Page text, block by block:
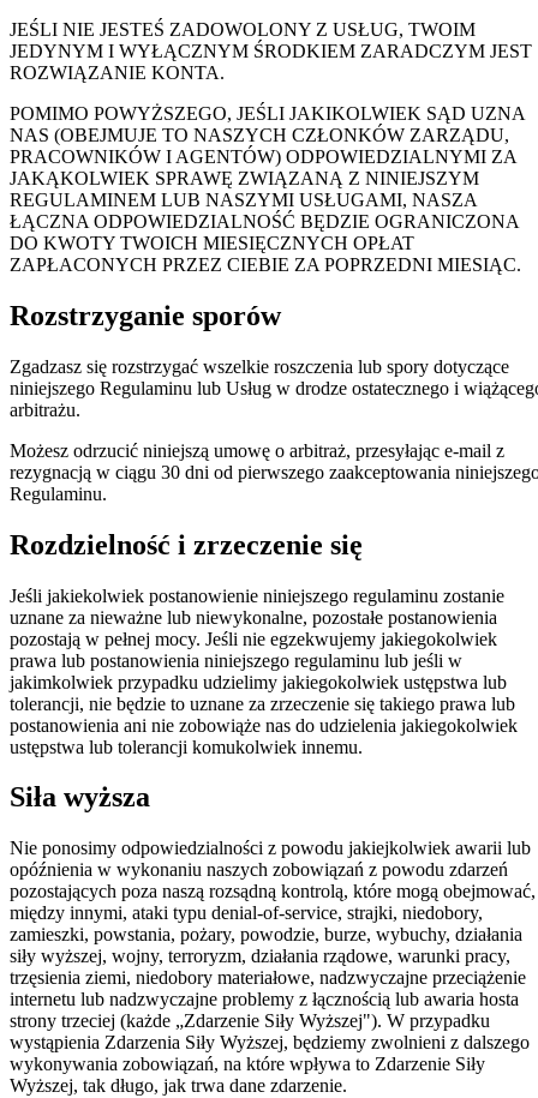
JEŚLI NIE JESTEŚ ZADOWOLONY Z USŁUG, TWOIM
JEDYNYM I WYŁĄCZNYM ŚRODKIEM ZARADCZYM JEST
ROZWIĄZANIE KONTA.
POMIMO POWYŻSZEGO, JEŚLI JAKIKOLWIEK SĄD UZNA
NAS (OBEJMUJE TO NASZYCH CZŁONKÓW ZARZĄDU,
PRACOWNIKÓW I AGENTÓW) ODPOWIEDZIALNYMI ZA
JAKĄKOLWIEK SPRAWĘ ZWIĄZANĄ Z NINIEJSZYM
REGULAMINEM LUB NASZYMI USŁUGAMI, NASZA
ŁĄCZNA ODPOWIEDZIALNOŚĆ BĘDZIE OGRANICZONA
DO KWOTY TWOICH MIESIĘCZNYCH OPŁAT
ZAPŁACONYCH PRZEZ CIEBIE ZA POPRZEDNI MIESIĄC.
Rozstrzyganie sporów
Zgadzasz się rozstrzygać wszelkie roszczenia lub spory dotyczące
niniejszego Regulaminu lub Usług w drodze ostatecznego i
arbitrażu.
Możesz odrzucić niniejszą umowę o arbitraż, przesyłając e-mail z
rezygnacją w ciągu 30 dni od pierwszego zaakceptowania
Regulaminu.
Rozdzielność i zrzeczenie się
Jeśli jakiekolwiek postanowienie niniejszego regulaminu zostanie
uznane za nieważne lub niewykonalne, pozostałe postanowienia
pozostają w pełnej mocy. Jeśli nie egzekwujemy jakiegokolwiek
prawa lub postanowienia niniejszego regulaminu lub jeśli w
jakimkolwiek przypadku udzielimy jakiegokolwiek ustępstwa lub
tolerancji, nie będzie to uznane za zrzeczenie się takiego prawa lub
postanowienia ani nie zobowiąże nas do udzielenia jakiegokolwiek
ustępstwa lub tolerancji komukolwiek innemu.
Siła wyższa
Nie ponosimy odpowiedzialności z powodu jakiejkolwiek awarii lub
opóźnienia w wykonaniu naszych zobowiązań z powodu zdarzeń
pozostających poza naszą rozsądną kontrolą, które mogą obejmować,
między innymi, ataki typu denial-of-service, strajki, niedobory,
zamieszki, powstania, pożary, powodzie, burze, wybuchy, działania
siły wyższej, wojny, terroryzm, działania rządowe, warunki pracy,
trzęsienia ziemi, niedobory materiałowe, nadzwyczajne przeciążenie
internetu lub nadzwyczajne problemy z łącznością lub awaria hosta
strony trzeciej (każde „Zdarzenie Siły Wyższej"). W przypadku
wystąpienia Zdarzenia Siły Wyższej, będziemy zwolnieni z dalszego
wykonywania zobowiązań, na które wpływa to Zdarzenie Siły
Wyższej, tak długo, jak trwa dane zdarzenie.